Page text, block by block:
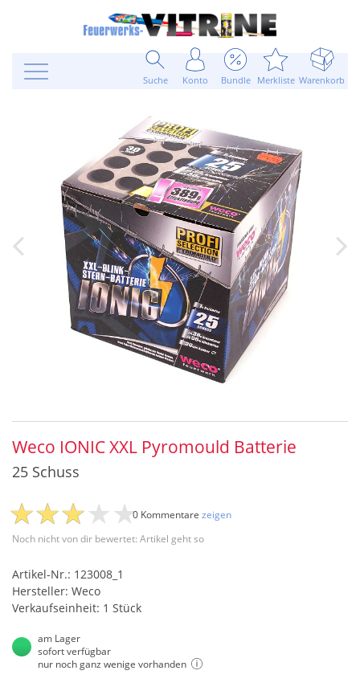
Suche Konto Bundle Merkliste Warenkorb
Weco IONIC XXL Pyromould Batterie
25 Schuss
Noch nicht von dir bewertet: Artikel geht so
0 Kommentare zeigen
Artikel-Nr.: 123008_1
Hersteller: Weco
Verkaufseinheit: 1 Stück
am Lager
sofort verfügbar
nur noch ganz wenige vorhanden